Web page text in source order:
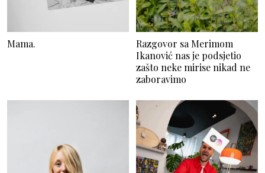
Mama.
Razgovor sa Merimom
Ikanović nas je podsjetio
zašto neke mirise nikad ne
zaboravimo